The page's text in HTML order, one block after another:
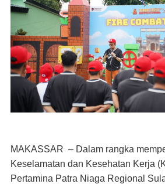
MAKASSAR – Dalam rangka
Keselamatan dan Kesehatan Kerja
Pertamina Patra Niaga Regional